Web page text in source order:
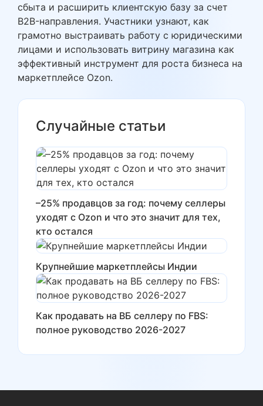
сбыта и расширить клиентскую базу за счет
B2B-направления. Участники узнают, как
грамотно выстраивать работу с юридическими
лицами и использовать витрину магазина как
эффективный инструмент для роста бизнеса на
маркетплейсе Ozon.
Случайные статьи
–25% продавцов за год: почему селлеры
уходят с Ozon и что это значит для тех,
кто остался
Крупнейшие маркетплейсы Индии
Как продавать на ВБ селлеру по FBS:
полное руководство 2026-2027